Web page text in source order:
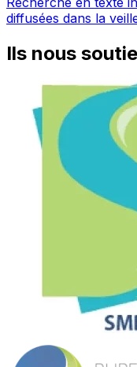
diffusées dans la
Ils nous